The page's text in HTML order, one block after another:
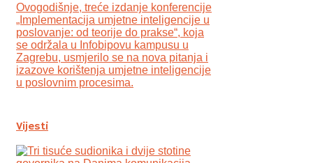
Ovogodišnje, treće izdanje konferencije
„Implementacija umjetne inteligencije u
poslovanje: od teorije do prakse“, koja
se održala u Infobipovu kampusu u
Zagrebu, usmjerilo se na nova pitanja i
izazove korištenja umjetne inteligencije
u poslovnim procesima.
Vijesti